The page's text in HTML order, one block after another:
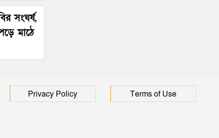
সংঘর্ষ,
মাঠে
Privacy Policy Terms of Use